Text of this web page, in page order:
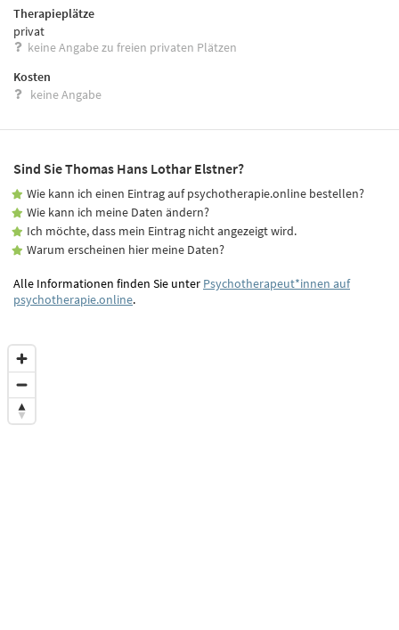
Therapieplätze
privat
keine Angabe zu freien privaten Plätzen
Kosten
keine Angabe
Sind Sie Thomas Hans Lothar Elstner?
Wie kann ich einen Eintrag auf psychotherapie.online bestellen?
Wie kann ich meine Daten ändern?
Ich möchte, dass mein Eintrag nicht angezeigt wird.
Warum erscheinen hier meine Daten?
Alle Informationen finden Sie unter Psychotherapeut*innen auf
psychotherapie.online.